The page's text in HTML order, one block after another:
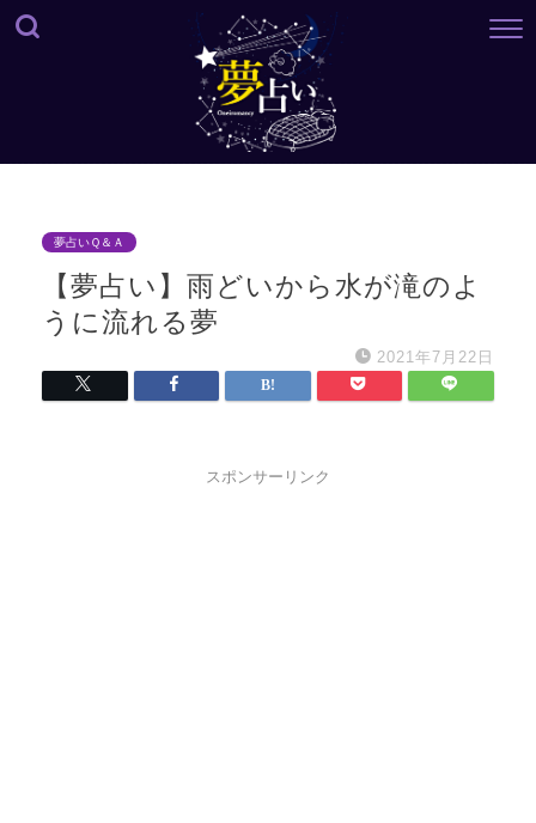
夢占いＱ＆Ａ
【夢占い】雨どいから水が滝のよ
うに流れる夢
2021年7月22日
スポンサーリンク